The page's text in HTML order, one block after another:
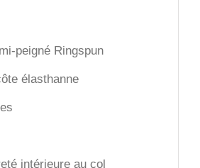
peigné Ringspun
élasthanne
intérieure au col